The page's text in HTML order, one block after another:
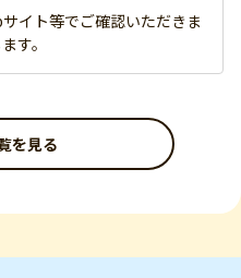
イト等でご確認いただきま
す。
を見る